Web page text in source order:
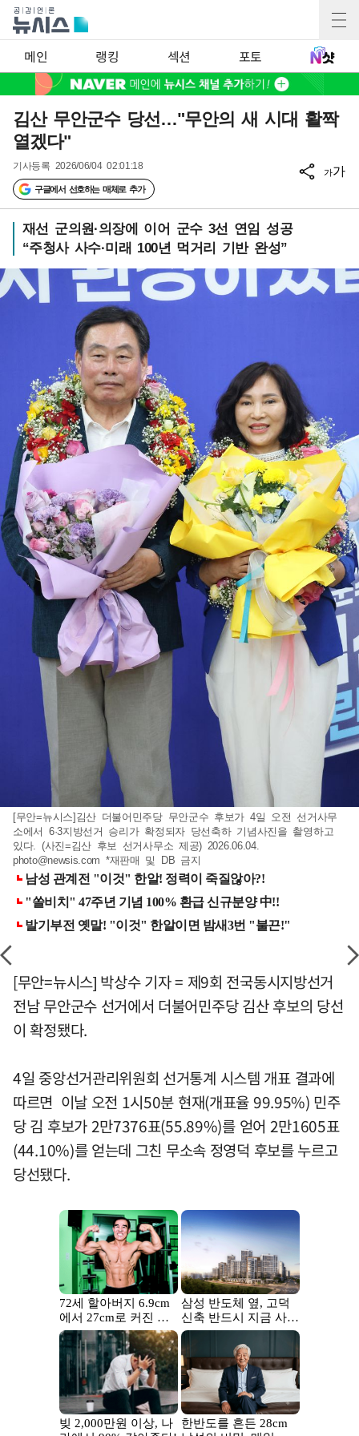
메인 랭킹 섹션 포토
김산 무안군수 당선…"무안의 새 시대 활짝
열겠다"
기사등록 2026/06/04 02:01:18
구글에서 선호하는 매체로 추가
가가
재선 군의원·의장에 이어 군수 3선 연임 성공
“주청사 사수·미래 100년 먹거리 기반 완성”
[무안=뉴시스]김산 더불어민주당 무안군수 후보가 4일 오전 선거사무
소에서 6·3지방선거 승리가 확정되자 당선축하 기념사진을 촬영하고
있다. (사진=김산 후보 선거사무소 제공) 2026.06.04.
photo@newsis.com *재판매 및 DB 금지
[무안=뉴시스] 박상수 기자 = 제9회 전국동시지방선거
전남 무안군수 선거에서 더불어민주당 김산 후보의 당선
이 확정됐다.
4일 중앙선거관리위원회 선거통계 시스템 개표 결과에
따르면 이날 오전 1시50분 현재(개표율 99.95%) 민주
당 김 후보가 2만7376표(55.89%)를 얻어 2만1605표
(44.10%)를 얻는데 그친 무소속 정영덕 후보를 누르고
당선됐다.